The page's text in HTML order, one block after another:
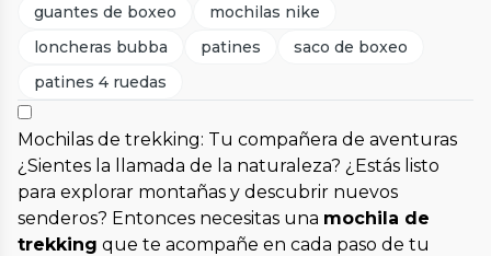
guantes de boxeo
mochilas nike
loncheras bubba
patines
saco de boxeo
patines 4 ruedas
Mochilas de trekking: Tu compañera de aventuras
¿Sientes la llamada de la naturaleza? ¿Estás listo
para explorar montañas y descubrir nuevos
senderos? Entonces necesitas una mochila de
trekking que te acompañe en cada paso de tu